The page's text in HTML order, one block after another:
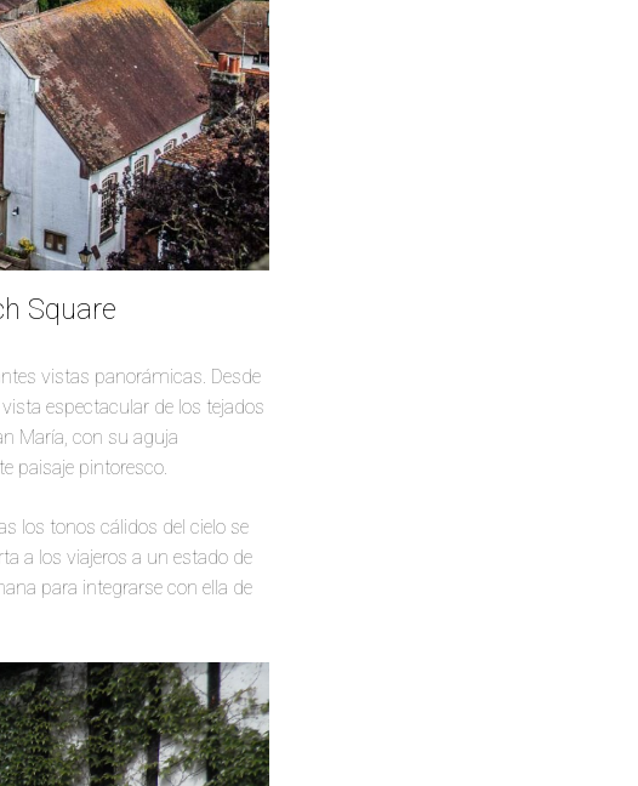
Square
vistas panorámicas. Desde
espectacular de los tejados
María, con su aguja
paisaje pintoresco.
los tonos cálidos del cielo se
a los viajeros a un estado de
para integrarse con ella de